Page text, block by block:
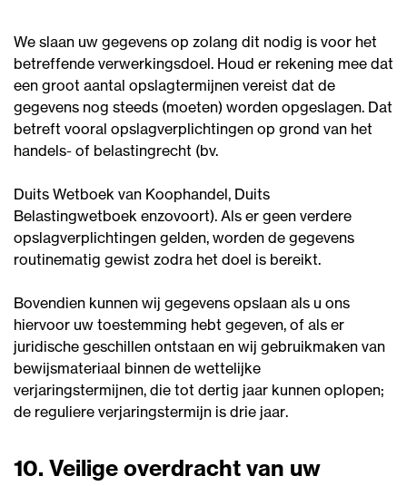
We slaan uw gegevens op zolang dit nodig is voor het
betreffende verwerkingsdoel. Houd er rekening mee dat
een groot aantal opslagtermijnen vereist dat de
gegevens nog steeds (moeten) worden opgeslagen. Dat
betreft vooral opslagverplichtingen op grond van het
handels- of belastingrecht (bv.
Duits Wetboek van Koophandel, Duits
Belastingwetboek enzovoort). Als er geen verdere
opslagverplichtingen gelden, worden de gegevens
routinematig gewist zodra het doel is bereikt.
Bovendien kunnen wij gegevens opslaan als u ons
hiervoor uw toestemming hebt gegeven, of als er
juridische geschillen ontstaan en wij gebruikmaken van
bewijsmateriaal binnen de wettelijke
verjaringstermijnen, die tot dertig jaar kunnen oplopen;
de reguliere verjaringstermijn is drie jaar.
10. Veilige overdracht van uw